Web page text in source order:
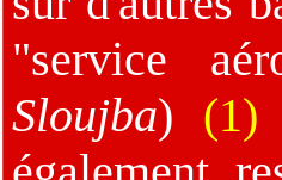
"service
Sloujba) (1)